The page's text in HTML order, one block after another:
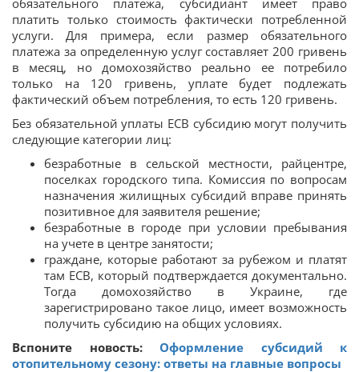
обязательного платежа, субсидиант имеет право
платить только стоимость фактически потребленной
услуги. Для примера, если размер обязательного
платежа за определенную услуг составляет 200 гривень
в месяц, но домохозяйство реально ее потребило
только на 120 гривень, уплате будет подлежать
фактический объем потребления, то есть 120 гривень.
Без обязательной уплаты ЕСВ субсидию могут получить
следующие категории лиц:
безработные в сельской местности, райцентре,
поселках городского типа. Комиссия по вопросам
назначения жилищных субсидий вправе принять
позитивное для заявителя решение;
безработные в городе при условии пребывания
на учете в центре занятости;
граждане, которые работают за рубежом и платят
там ЕСВ, который подтверждается документально.
Тогда домохозяйство в Украине, где
зарегистрировано такое лицо, имеет возможность
получить субсидию на общих условиях.
Вспоните новость: Оформление субсидий к
отопительному сезону: ответы на главные вопросы